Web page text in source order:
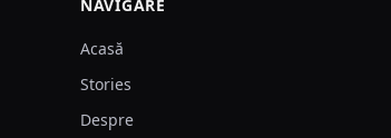
NAVIGARE
Acasă
Stories
Despre